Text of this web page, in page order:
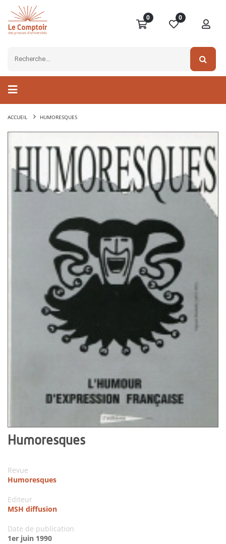
0 0
ACCUEIL HUMORESQUES
Humoresques
Revue
Humoresques
Editeur
MSH diffusion
Date de publication
1er juin 1990